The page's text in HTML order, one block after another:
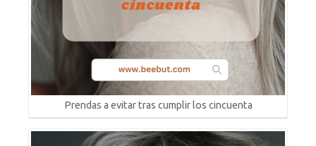
Prendas a evitar tras cumplir los cincuenta